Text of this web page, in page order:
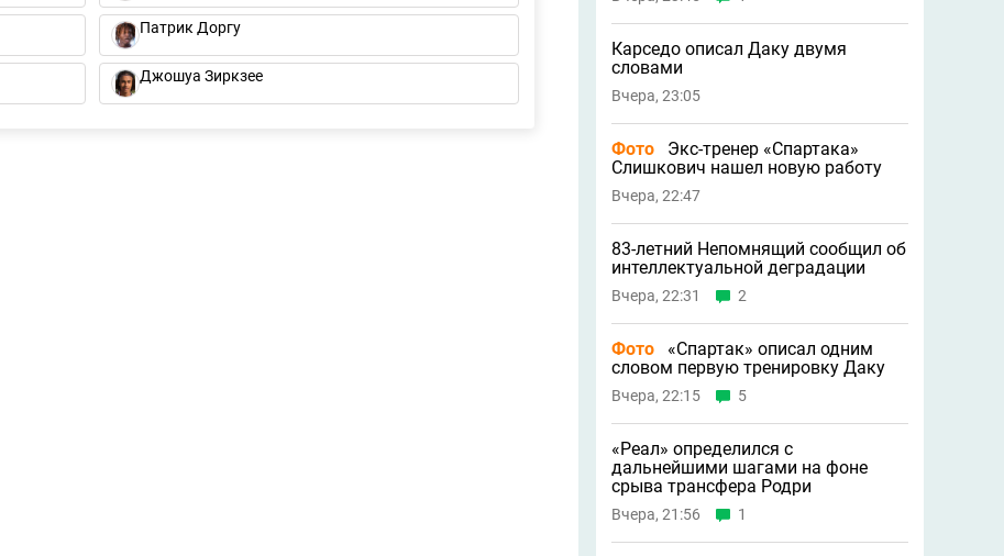
Патрик Доргу
Джошуа Зиркзее
Карседо описал Даку двумя
словами
Вчера, 23:05
Фото
Экс-тренер «Спартака»
Слишкович нашел новую работу
Вчера, 22:47
83-летний Непомнящий сообщил об
интеллектуальной деградации
Вчера, 22:31 2
Фото
«Спартак» описал одним
словом первую тренировку Даку
Вчера, 22:15 5
«Реал» определился с
дальнейшими шагами на фоне
срыва трансфера Родри
Вчера, 21:56 1